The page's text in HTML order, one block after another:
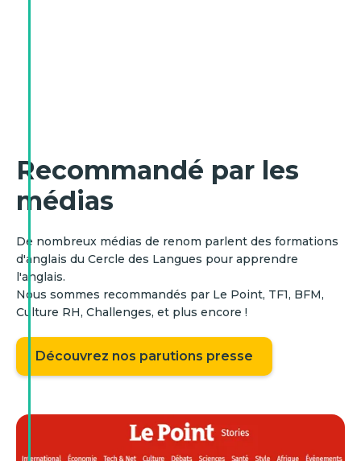
Recommandé par les
médias
De nombreux médias de renom parlent des formations
d'anglais du Cercle des Langues pour apprendre
l'anglais.
Nous sommes recommandés par Le Point, TF1, BFM,
Culture RH, Challenges, et plus encore !
Découvrez nos parutions presse